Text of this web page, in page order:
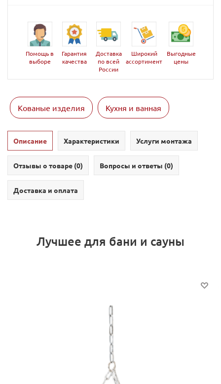
Помощь в
выборе
Гарантия
качества
Доставка
по всей
России
Широкий
ассортимент
Выгодные
цены
Кованые изделия Кухня и ванная
Описание Характеристики Услуги монтажа
Отзывы о товаре (0) Вопросы и ответы (0)
Доставка и оплата
Лучшее для бани и сауны